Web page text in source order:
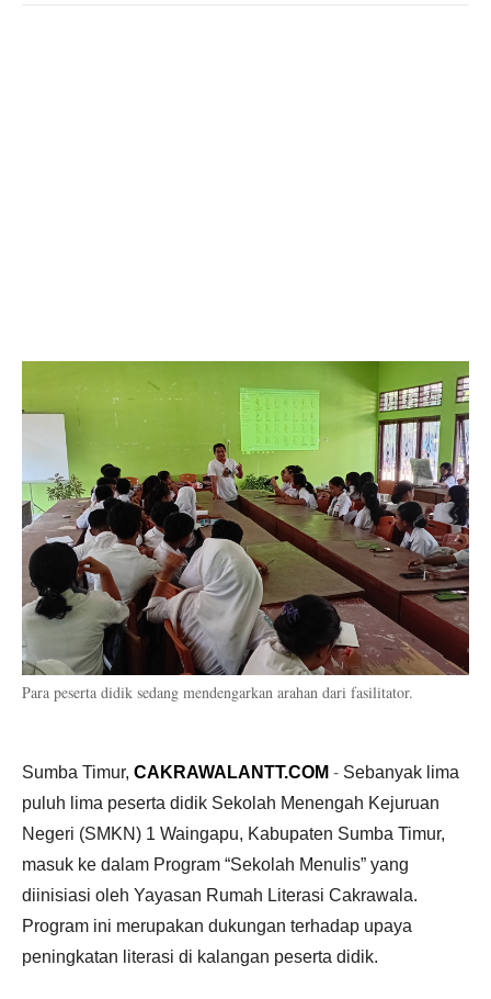
Para peserta didik sedang mendengarkan arahan dari fasilitator.
Sumba Timur, CAKRAWALANTT.COM - Sebanyak lima
puluh lima peserta didik Sekolah Menengah Kejuruan
Negeri (SMKN) 1 Waingapu, Kabupaten Sumba Timur,
masuk ke dalam Program “Sekolah Menulis” yang
diinisiasi oleh Yayasan Rumah Literasi Cakrawala.
Program ini merupakan dukungan terhadap upaya
peningkatan literasi di kalangan peserta didik.